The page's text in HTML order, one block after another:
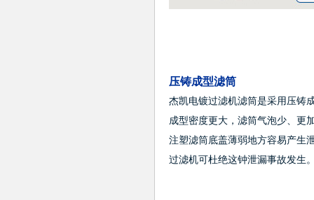
压铸成型滤筒
杰凯电镀过滤机滤筒是采用压铸
成型密度更大，滤筒气泡少、更
注塑滤筒底盖薄弱地方容易产生
过滤机可杜绝这钟泄漏事故发生